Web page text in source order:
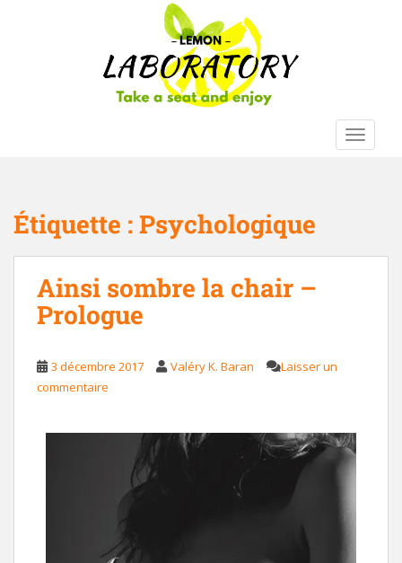
Étiquette :Psychologique
Ainsi sombre la chair –
Prologue
3 décembre 2017 Valéry K. Baran
Laisser un
commentaire